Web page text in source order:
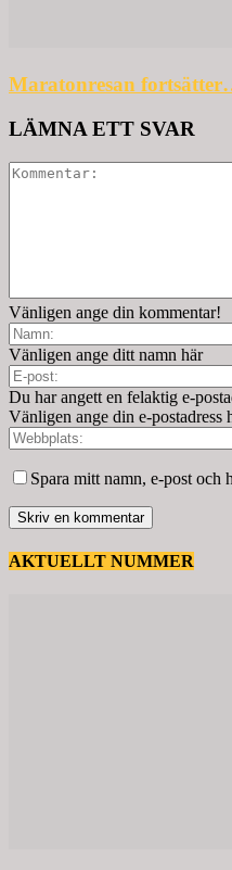
Maratonresan
LÄMNA ETT SVAR
Vänligen ange din kommentar!
Vänligen ange ditt namn här
Du har angett en felaktig e-
Vänligen ange din e-postadress
Spara mitt namn, e-post och
AKTUELLT NUMMER